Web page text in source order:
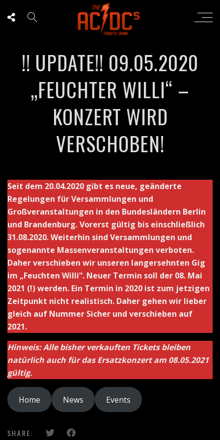
!! UPDATE!! 09.05.2020
„FEUCHTER WILLI“ –
KONZERT WIRD
VERSCHOBEN!
Seit dem 20.04.2020 gibt es neue, geänderte
Regelungen für Versammlungen und
Großveranstaltungen in den Bundesländern Berlin
und Brandenburg. Vorerst gültig bis einschließlich
31.08.2020. Weiterhin sind Versammlungen und
sogenannte Massenveranstaltungen verboten.
Daher verschieben wir unseren langersehnten Gig
im „Feuchten Willi“. Neuer Termin soll der 08. Mai
2021 (!) werden. Ein Termin in 2020 ist zum jetzigen
Zeitpunkt nicht realistisch. Daher gehen wir lieber
gleich auf Nummer Sicher und verschieben auf
2021.
Hinweis: Alle bisher verkauften Tickets bleiben
natürlich auch für das Ersatzkonzert am 08.05.2021
gültig.
Home News Events
SHARE: